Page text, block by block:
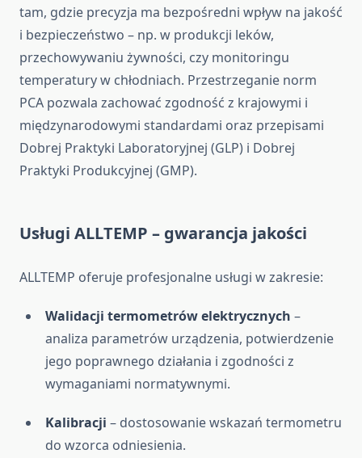
tam, gdzie precyzja ma bezpośredni wpływ na jakość
i bezpieczeństwo – np. w produkcji leków,
przechowywaniu żywności, czy monitoringu
temperatury w chłodniach. Przestrzeganie norm
PCA pozwala zachować zgodność z krajowymi i
międzynarodowymi standardami oraz przepisami
Dobrej Praktyki Laboratoryjnej (GLP) i Dobrej
Praktyki Produkcyjnej (GMP).
Usługi ALLTEMP – gwarancja jakości
ALLTEMP oferuje profesjonalne usługi w zakresie:
Walidacji termometrów elektrycznych –
analiza parametrów urządzenia, potwierdzenie
jego poprawnego działania i zgodności z
wymaganiami normatywnymi.
Kalibracji – dostosowanie wskazań termometru
do wzorca odniesienia.